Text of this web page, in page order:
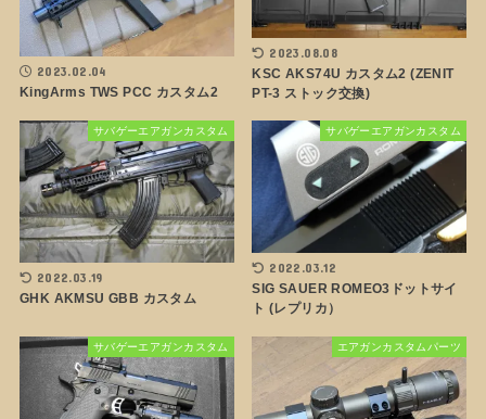
2023.02.04
KingArms TWS PCC カスタム2
2023.08.08
KSC AKS74U カスタム2 (ZENIT
PT-3 ストック交換)
サバゲーエアガンカスタム
2022.03.19
GHK AKMSU GBB カスタム
サバゲーエアガンカスタム
2022.03.12
SIG SAUER ROMEO3ドットサイ
ト (レプリカ）
サバゲーエアガンカスタム エアガンカスタムパーツ